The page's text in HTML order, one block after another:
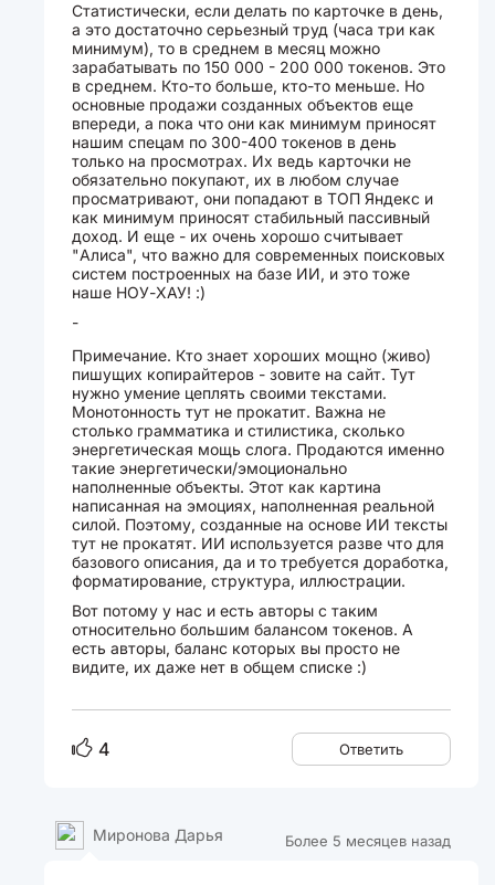
Статистически, если делать по карточке в день,
а это достаточно серьезный труд (часа три как
минимум), то в среднем в месяц можно
зарабатывать по 150 000 - 200 000 токенов. Это
в среднем. Кто-то больше, кто-то меньше. Но
основные продажи созданных объектов еще
впереди, а пока что они как минимум приносят
нашим спецам по 300-400 токенов в день
только на просмотрах. Их ведь карточки не
обязательно покупают, их в любом случае
просматривают, они попадают в ТОП Яндекс и
как минимум приносят стабильный пассивный
доход. И еще - их очень хорошо считывает
"Алиса", что важно для современных поисковых
систем построенных на базе ИИ, и это тоже
наше НОУ-ХАУ! :)
-
Примечание. Кто знает хороших мощно (живо)
пишущих копирайтеров - зовите на сайт. Тут
нужно умение цеплять своими текстами.
Монотонность тут не прокатит. Важна не
столько грамматика и стилистика, сколько
энергетическая мощь слога. Продаются именно
такие энергетически/эмоционально
наполненные объекты. Этот как картина
написанная на эмоциях, наполненная реальной
силой. Поэтому, созданные на основе ИИ тексты
тут не прокатят. ИИ используется разве что для
базового описания, да и то требуется доработка,
форматирование, структура, иллюстрации.
Вот потому у нас и есть авторы с таким
относительно большим балансом токенов. А
есть авторы, баланс которых вы просто не
видите, их даже нет в общем списке :)
4 Ответить
Более 5 месяцев назад
Миронова Дарья